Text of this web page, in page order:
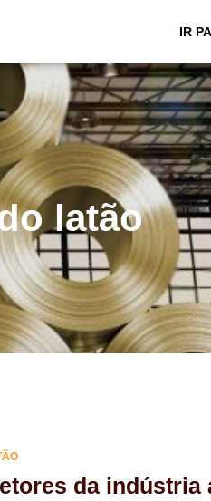
IR
latão
da indústria